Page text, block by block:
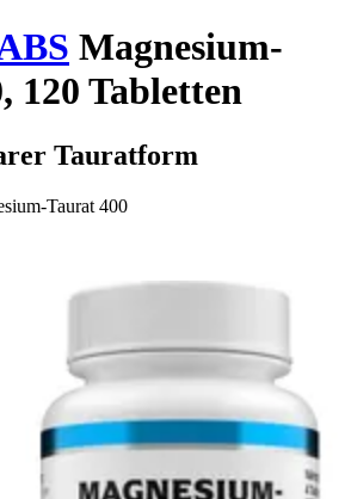
Magnesium-
120 Tabletten
Tauratform
Taurat 400